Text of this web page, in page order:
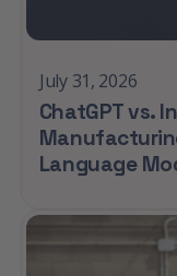
July 31, 2026
ChatGPT vs.
Language